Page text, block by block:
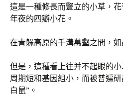
這是一種修長而豎立的小草，
年夜的四瓣小花。
在青躲高原的千溝萬壑之間，
但是，這種看上往并不起眼的
周期短和基因組小，而被普遍
白鼠”。